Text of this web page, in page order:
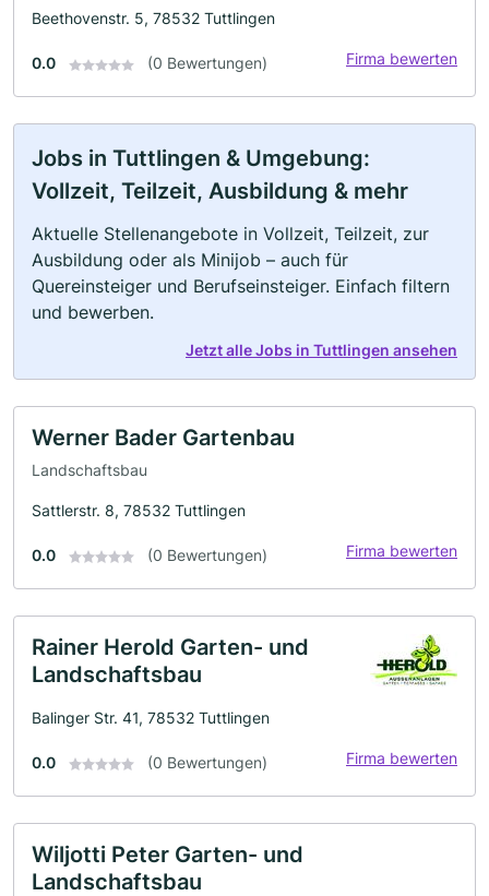
Beethovenstr. 5, 78532 Tuttlingen
0.0 (0 Bewertungen) Firma bewerten
Jobs in Tuttlingen & Umgebung:
Vollzeit, Teilzeit, Ausbildung & mehr
Aktuelle Stellenangebote in Vollzeit, Teilzeit, zur
Ausbildung oder als Minijob – auch für
Quereinsteiger und Berufseinsteiger. Einfach filtern
und bewerben.
Jetzt alle Jobs in Tuttlingen ansehen
Werner Bader Gartenbau
Landschaftsbau
Sattlerstr. 8, 78532 Tuttlingen
0.0 (0 Bewertungen) Firma bewerten
Rainer Herold Garten- und
Landschaftsbau
Balinger Str. 41, 78532 Tuttlingen
0.0 (0 Bewertungen) Firma bewerten
Wiljotti Peter Garten- und
Landschaftsbau